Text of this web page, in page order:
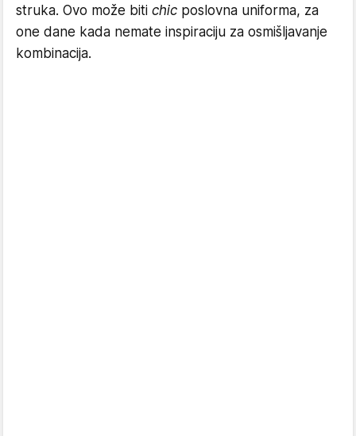
struka. Ovo može biti chic poslovna uniforma, za
one dane kada nemate inspiraciju za osmišljavanje
kombinacija.